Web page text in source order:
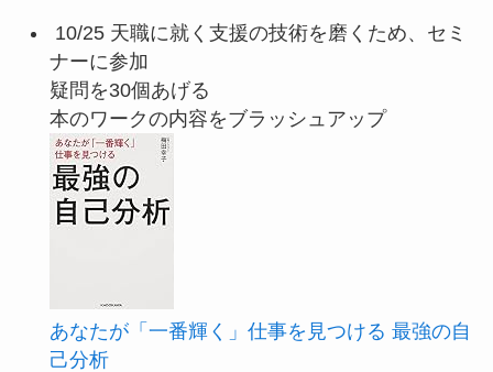
10/25 天職に就く支援の技術を磨くため、セミ
ナーに参加
疑問を30個あげる
本のワークの内容をブラッシュアップ
あなたが「一番輝く」仕事を見つける 最強の自
己分析